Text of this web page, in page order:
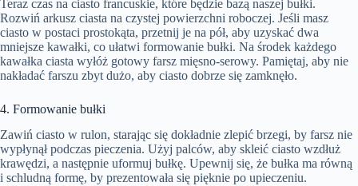
Teraz czas na ciasto francuskie, które będzie bazą naszej bułki.
Rozwiń arkusz ciasta na czystej powierzchni roboczej. Jeśli masz
ciasto w postaci prostokąta, przetnij je na pół, aby uzyskać dwa
mniejsze kawałki, co ułatwi formowanie bułki. Na środek każdego
kawałka ciasta wyłóż gotowy farsz mięsno-serowy. Pamiętaj, aby nie
nakładać farszu zbyt dużo, aby ciasto dobrze się zamknęło.
4. Formowanie bułki
Zawiń ciasto w rulon, starając się dokładnie zlepić brzegi, by farsz nie
wypłynął podczas pieczenia. Użyj palców, aby skleić ciasto wzdłuż
krawędzi, a następnie uformuj bułkę. Upewnij się, że bułka ma równą
i schludną formę, by prezentowała się pięknie po upieczeniu.